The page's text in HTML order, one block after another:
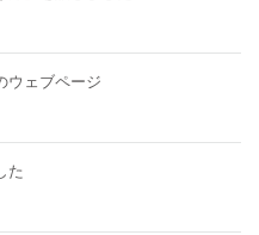
ウェブページ
た